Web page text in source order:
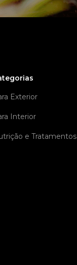
Exterior
Interior
e Tratamentos